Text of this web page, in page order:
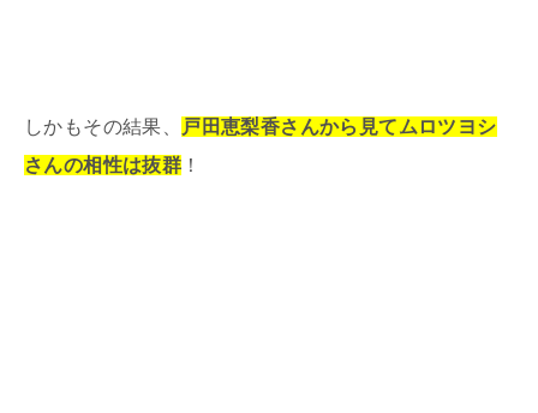
しかもその結果、
戸田恵梨香さんから見てムロツヨシ
さんの相性は抜群 ！